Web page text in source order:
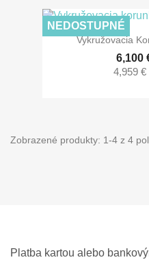
Vykružovacia
6,100
4,959 €
NEDOSTUPNÉ
Zobrazené produkty: 1-4 z 4
Platba kartou alebo